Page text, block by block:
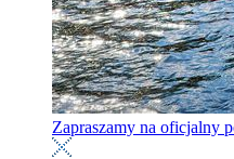
Zapraszamy na oficjalny